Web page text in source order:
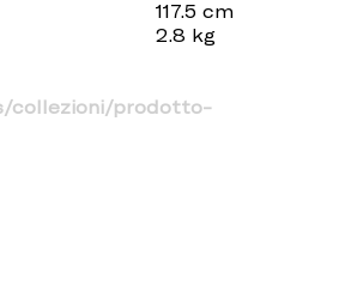
collezioni/prodotto-
117.5 cm
2.8 kg